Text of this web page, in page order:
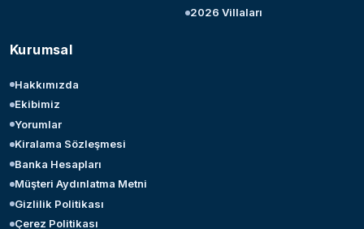
2026 Villaları
Kurumsal
Hakkımızda
Ekibimiz
Yorumlar
Kiralama Sözleşmesi
Banka Hesapları
Müşteri Aydınlatma Metni
Gizlilik Politikası
Çerez Politikası